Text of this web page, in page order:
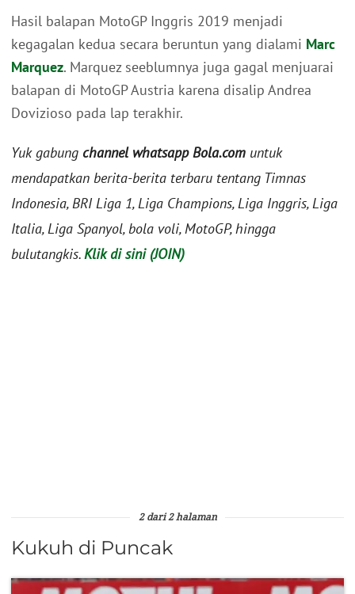
Hasil balapan MotoGP Inggris 2019 menjadi
kegagalan kedua secara beruntun yang dialami Marc
Marquez. Marquez seeblumnya juga gagal menjuarai
balapan di MotoGP Austria karena disalip Andrea
Dovizioso pada lap terakhir.
Yuk gabung channel whatsapp Bola.com untuk
mendapatkan berita-berita terbaru tentang Timnas
Indonesia, BRI Liga 1, Liga Champions, Liga Inggris, Liga
Italia, Liga Spanyol, bola voli, MotoGP, hingga
bulutangkis.Klik di sini (JOIN)
2 dari 2 halaman
Kukuh di Puncak